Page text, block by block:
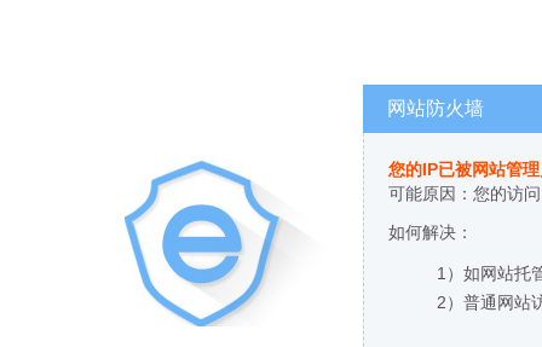
网站防火墙
您的IP已被网站管
可能原因：您的访
如何解决：
1）如网站托
2）普通网站